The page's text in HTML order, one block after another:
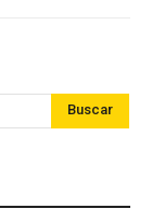
Buscar